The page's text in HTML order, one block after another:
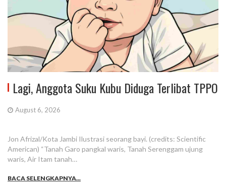
Lagi, Anggota Suku Kubu Diduga Terlibat TPPO
August 6, 2026
Jon Afrizal/Kota Jambi Ilustrasi seorang bayi. (credits: Scientific
American) “Tanah Garo pangkal waris, Tanah Serenggam ujung
waris, Air Itam tanah…
BACA SELENGKAPNYA...